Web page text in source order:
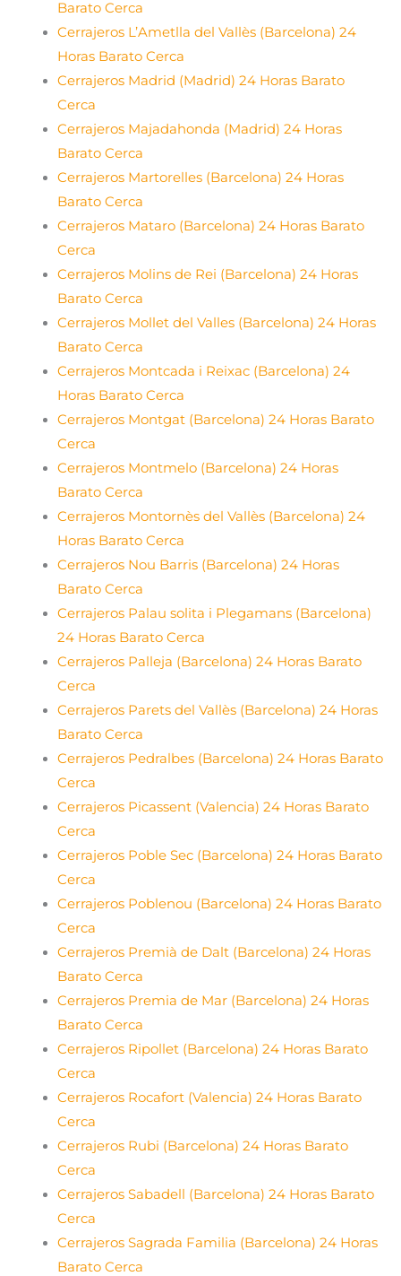
Barato Cerca
Cerrajeros L’Ametlla del Vallès (Barcelona) 24
Horas Barato Cerca
Cerrajeros Madrid (Madrid) 24 Horas Barato
Cerca
Cerrajeros Majadahonda (Madrid) 24 Horas
Barato Cerca
Cerrajeros Martorelles (Barcelona) 24 Horas
Barato Cerca
Cerrajeros Mataro (Barcelona) 24 Horas Barato
Cerca
Cerrajeros Molins de Rei (Barcelona) 24 Horas
Barato Cerca
Cerrajeros Mollet del Valles (Barcelona) 24 Horas
Barato Cerca
Cerrajeros Montcada i Reixac (Barcelona) 24
Horas Barato Cerca
Cerrajeros Montgat (Barcelona) 24 Horas Barato
Cerca
Cerrajeros Montmelo (Barcelona) 24 Horas
Barato Cerca
Cerrajeros Montornès del Vallès (Barcelona) 24
Horas Barato Cerca
Cerrajeros Nou Barris (Barcelona) 24 Horas
Barato Cerca
Cerrajeros Palau solita i Plegamans (Barcelona)
24 Horas Barato Cerca
Cerrajeros Palleja (Barcelona) 24 Horas Barato
Cerca
Cerrajeros Parets del Vallès (Barcelona) 24 Horas
Barato Cerca
Cerrajeros Pedralbes (Barcelona) 24 Horas Barato
Cerca
Cerrajeros Picassent (Valencia) 24 Horas Barato
Cerca
Cerrajeros Poble Sec (Barcelona) 24 Horas Barato
Cerca
Cerrajeros Poblenou (Barcelona) 24 Horas Barato
Cerca
Cerrajeros Premià de Dalt (Barcelona) 24 Horas
Barato Cerca
Cerrajeros Premia de Mar (Barcelona) 24 Horas
Barato Cerca
Cerrajeros Ripollet (Barcelona) 24 Horas Barato
Cerca
Cerrajeros Rocafort (Valencia) 24 Horas Barato
Cerca
Cerrajeros Rubi (Barcelona) 24 Horas Barato
Cerca
Cerrajeros Sabadell (Barcelona) 24 Horas Barato
Cerca
Cerrajeros Sagrada Familia (Barcelona) 24 Horas
Barato Cerca